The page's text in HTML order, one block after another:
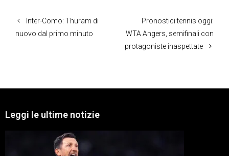
Inter-Como: Thuram di
nuovo dal primo minuto
Pronostici tennis oggi:
WTA Angers, semifinali con
protagoniste inaspettate
Leggi le ultime notizie